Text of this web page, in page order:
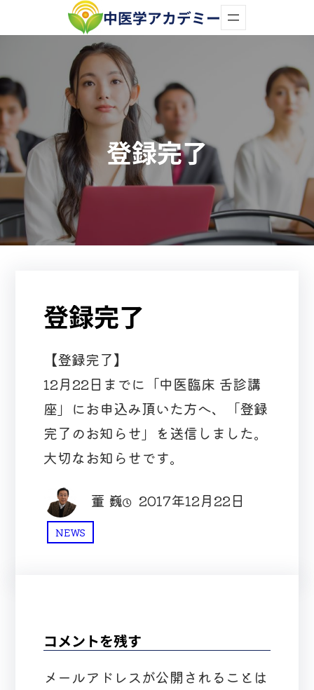
容
ス
キ
ッ
プ
中医学アカデミー
登録完了
登録完了
【登録完了】
12月22日までに「中医臨床 舌診講
座」にお申込み頂いた方へ、「登録
完了のお知らせ」を送信しました。
大切なお知らせです。
董 巍 2017年12月22日
NEWS
コメントを残す
メールアドレスが公開されることは